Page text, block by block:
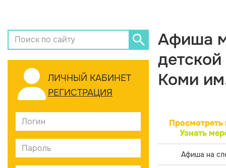
ЛИЧНЫЙ КАБИНЕТ
РЕГИСТРАЦИЯ
Афиша
Коми
Просмотреть
Узнать
Афиша на